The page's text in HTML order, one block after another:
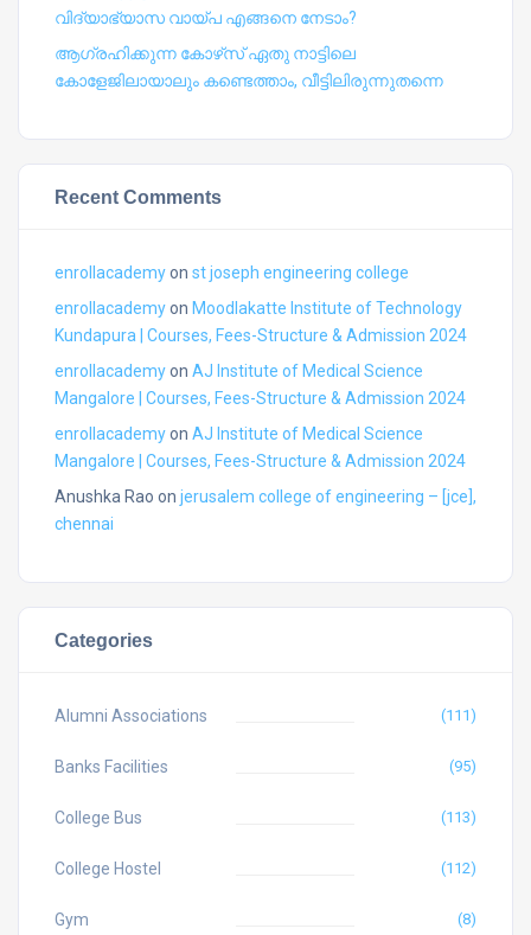
വിദ്യാഭ്യാസ വായ്പ എങ്ങനെ നേടാം?
ആഗ്രഹിക്കുന്ന കോഴ്‍സ് ഏതു നാട്ടിലെ
കോളേജിലായാലും കണ്ടെത്താം, വീട്ടിലിരുന്നുതന്നെ
Recent Comments
enrollacademyon st joseph engineering college
enrollacademyon Moodlakatte Institute of Technology
Kundapura | Courses, Fees-Structure & Admission 2024
enrollacademyon AJ Institute of Medical Science
Mangalore | Courses, Fees-Structure & Admission 2024
enrollacademyon AJ Institute of Medical Science
Mangalore | Courses, Fees-Structure & Admission 2024
Anushka Rao on jerusalem college of engineering – [jce],
chennai
Categories
Alumni Associations (111)
Banks Facilities (95)
College Bus (113)
College Hostel (112)
Gym (8)